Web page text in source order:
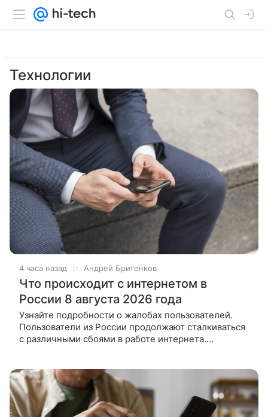
Технологии
4 часа назад Андрей Бритенков
Что происходит с интернетом в
России 8 августа 2026 года
Узнайте подробности о жалобах пользователей.
Пользователи из России продолжают сталкиваться
с различными сбоями в работе интернета.